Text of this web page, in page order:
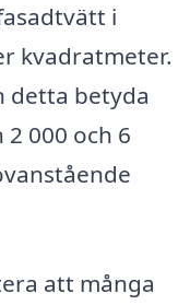
i
kvadratmeter.
detta betyda
000 och 6
att många